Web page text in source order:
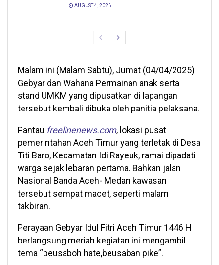
AUGUST 4, 2026
Malam ini (Malam Sabtu), Jumat (04/04/2025)
Gebyar dan Wahana Permainan anak serta
stand UMKM yang dipusatkan di lapangan
tersebut kembali dibuka oleh panitia pelaksana.
Pantau freelinenews.com, lokasi pusat
pemerintahan Aceh Timur yang terletak di Desa
Titi Baro, Kecamatan Idi Rayeuk, ramai dipadati
warga sejak lebaran pertama. Bahkan jalan
Nasional Banda Aceh- Medan kawasan
tersebut sempat macet, seperti malam
takbiran.
Perayaan Gebyar Idul Fitri Aceh Timur 1446 H
berlangsung meriah kegiatan ini mengambil
tema “peusaboh hate,beusaban pike”.